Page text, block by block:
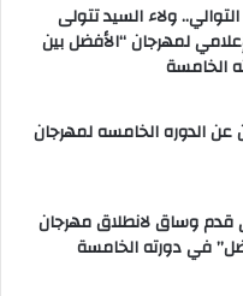
ولاء السيد تتولى
لمهرجان “الأفضل بين
الخامسة
الدوره الخامسه لمهرجان
قدم وساق لانطلاق مهرجان
في دورته الخامسة